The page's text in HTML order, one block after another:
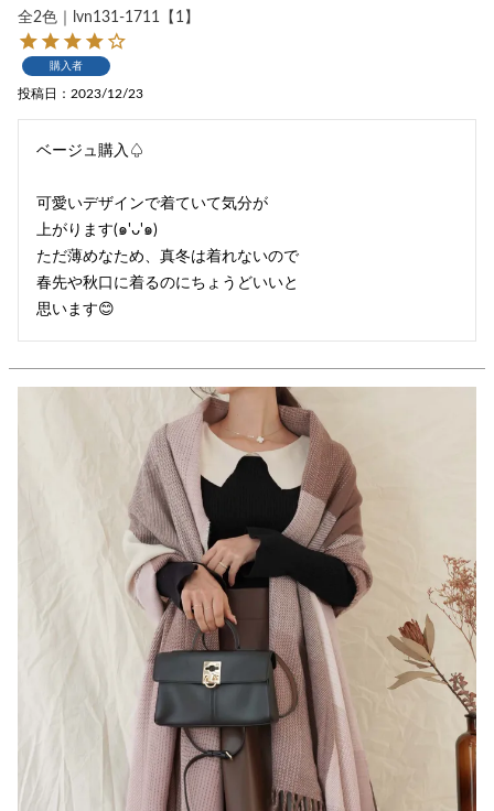
全2色｜lvn131-1711【1】
購入者
投稿日 2023/12/23
ベージュ購入♤
可愛いデザインで着ていて気分が
上がります(๑'ᴗ'๑)
ただ薄めなため、真冬は着れないので
春先や秋口に着るのにちょうどいいと